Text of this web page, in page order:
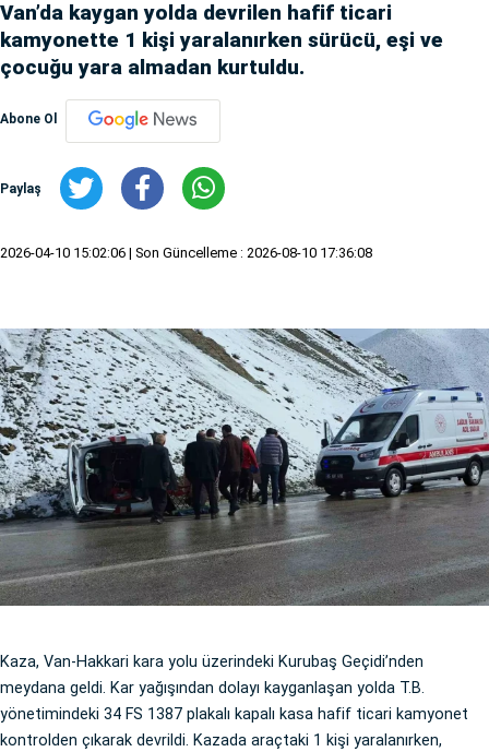
Van’da kaygan yolda devrilen hafif ticari
kamyonette 1 kişi yaralanırken sürücü, eşi ve
çocuğu yara almadan kurtuldu.
Abone Ol
Paylaş
2026-04-10 15:02:06 | Son Güncelleme : 2026-08-10 17:36:08
Kaza, Van-Hakkari kara yolu üzerindeki Kurubaş Geçidi’nden
meydana geldi. Kar yağışından dolayı kayganlaşan yolda T.B.
yönetimindeki 34 FS 1387 plakalı kapalı kasa hafif ticari kamyonet
kontrolden çıkarak devrildi. Kazada araçtaki 1 kişi yaralanırken,